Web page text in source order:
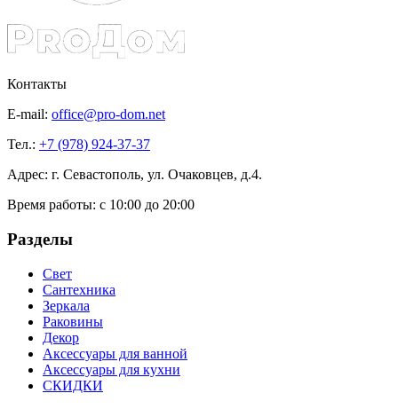
Контакты
E-mail: office@pro-dom.net
Тел.: +7 (978) 924-37-37
Адрес: г. Севастополь, ул. Очаковцев, д.4.
Время работы: с 10:00 до 20:00
Разделы
Свет
Сантехника
Зеркала
Раковины
Декор
Аксессуары для ванной
Аксессуары для кухни
СКИДКИ